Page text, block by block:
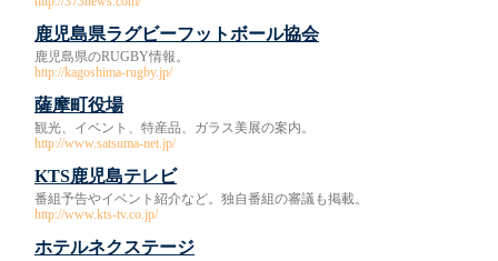
鹿児島県ラグビーフットボール協会
鹿児島県のRUGBY情報。
http://kagoshima-rugby.jp/
薩摩町役場
観光、イベント、特産品、ガラス美展の案内。
http://www.satsuma-net.jp/
KTS鹿児島テレビ
番組予告やイベント紹介など。独自番組の審議も掲載。
http://www.kts-tv.co.jp/
ホテルネクステージ